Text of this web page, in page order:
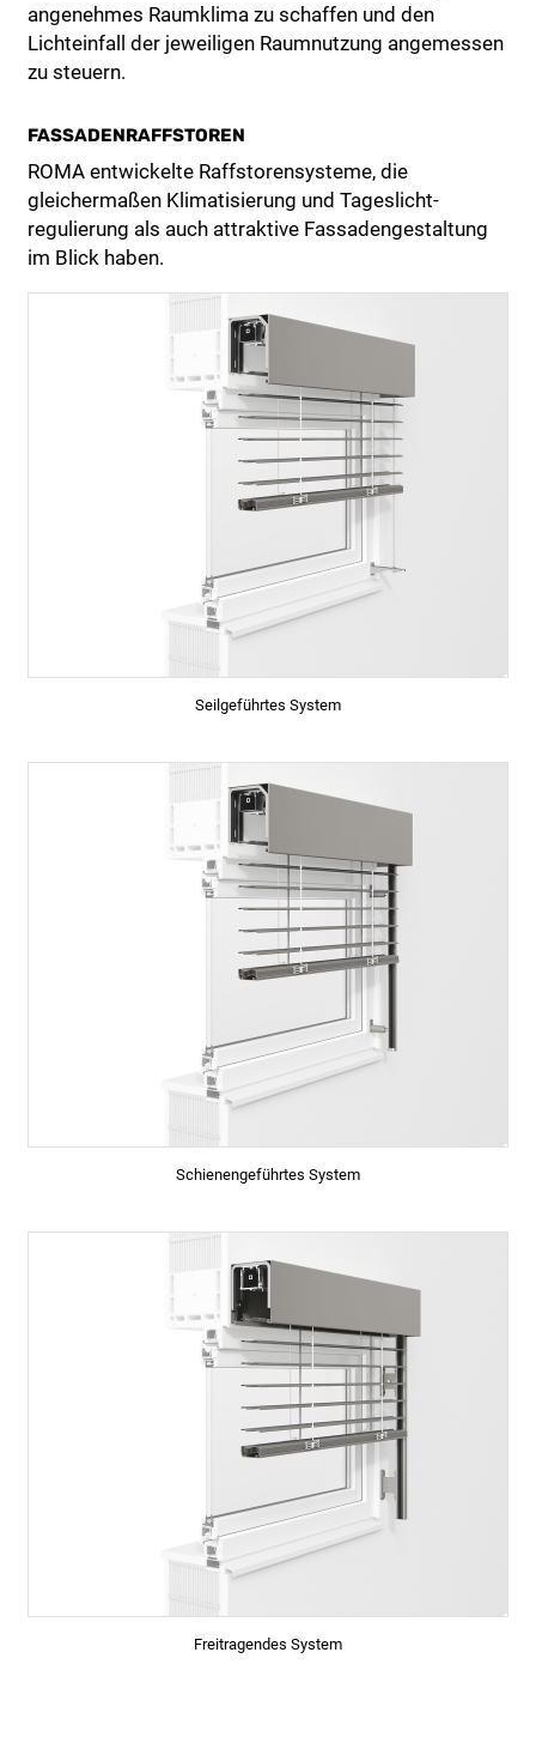
angenehmes Raumklima zu schaffen und den
Lichteinfall der jeweiligen Raumnutzung angemessen
zu steuern.
FASSADENRAFFSTOREN
ROMA entwickelte Raffstorensysteme, die
gleichermaßen Klimatisierung und Tageslicht­
regulierung als auch attraktive Fassadengestaltung
im Blick haben.
Seilgeführtes System
Schienengeführtes System
Freitragendes System